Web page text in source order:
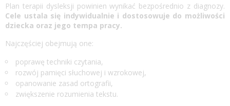
Plan terapii dysleksji powinien wynikać bezpośrednio z diagnozy.
Cele ustala się indywidualnie i dostosowuje do możliwości
dziecka oraz jego tempa pracy.
Najczęściej obejmują one:
poprawę techniki czytania,
rozwój pamięci słuchowej i wzrokowej,
opanowanie zasad ortografii,
zwiększenie rozumienia tekstu.